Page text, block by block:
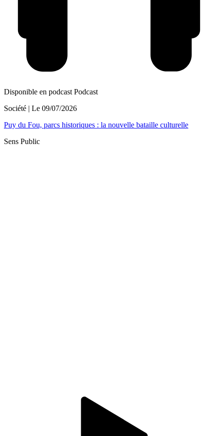
Disponible en podcast Podcast
Société | Le 09/07/2026
Puy du Fou, parcs historiques : la nouvelle bataille culturelle
Sens Public